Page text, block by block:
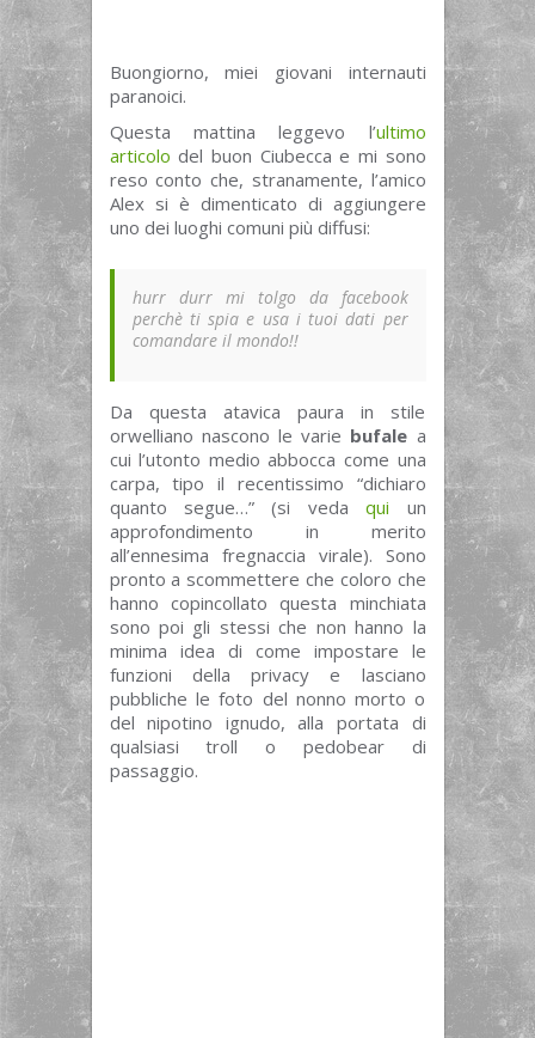
Buongiorno, miei giovani internauti
paranoici.
Questa mattina leggevo l’ultimo
articolo del buon Ciubecca e mi sono
reso conto che, stranamente, l’amico
Alex si è dimenticato di aggiungere
uno dei luoghi comuni più diffusi:
hurr durr mi tolgo da facebook
perchè ti spia e usa i tuoi dati per
comandare il mondo!!
Da questa atavica paura in stile
orwelliano nascono le varie bufale a
cui l’utonto medio abbocca come una
carpa, tipo il recentissimo “dichiaro
quanto segue…” (si vedaqui un
approfondimento in merito
all’ennesima fregnaccia virale). Sono
pronto a scommettere che coloro che
hanno copincollato questa minchiata
sono poi gli stessi che non hanno la
minima idea di come impostare le
funzioni della privacy e lasciano
pubbliche le foto del nonno morto o
del nipotino ignudo, alla portata di
qualsiasi troll o pedobear di
passaggio.